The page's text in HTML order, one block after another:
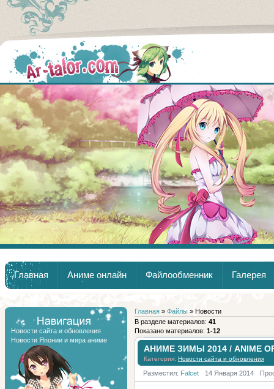
Главная
Аниме
Главная Аниме онлайн Файлообменник Галерея
Новости сайта и обновления
Новости Японии и мира аниме
Главная » Файлы » Новости
В разделе материалов: 41
Показано материалов: 1-12
АНИМЕ ЗИМЫ 2014 / ANIME OF
Категория: Новости сайта и обновления
Разместил: Falcet 14 Января 2014